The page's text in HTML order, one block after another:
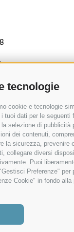
tecnologie
cookie e tecnologie
tuoi dati per le
selezione di
dei contenuti,
la sicurezza,
collegare diversi
Puoi
Preferenze"
Cookie" in fondo
CREDITS|